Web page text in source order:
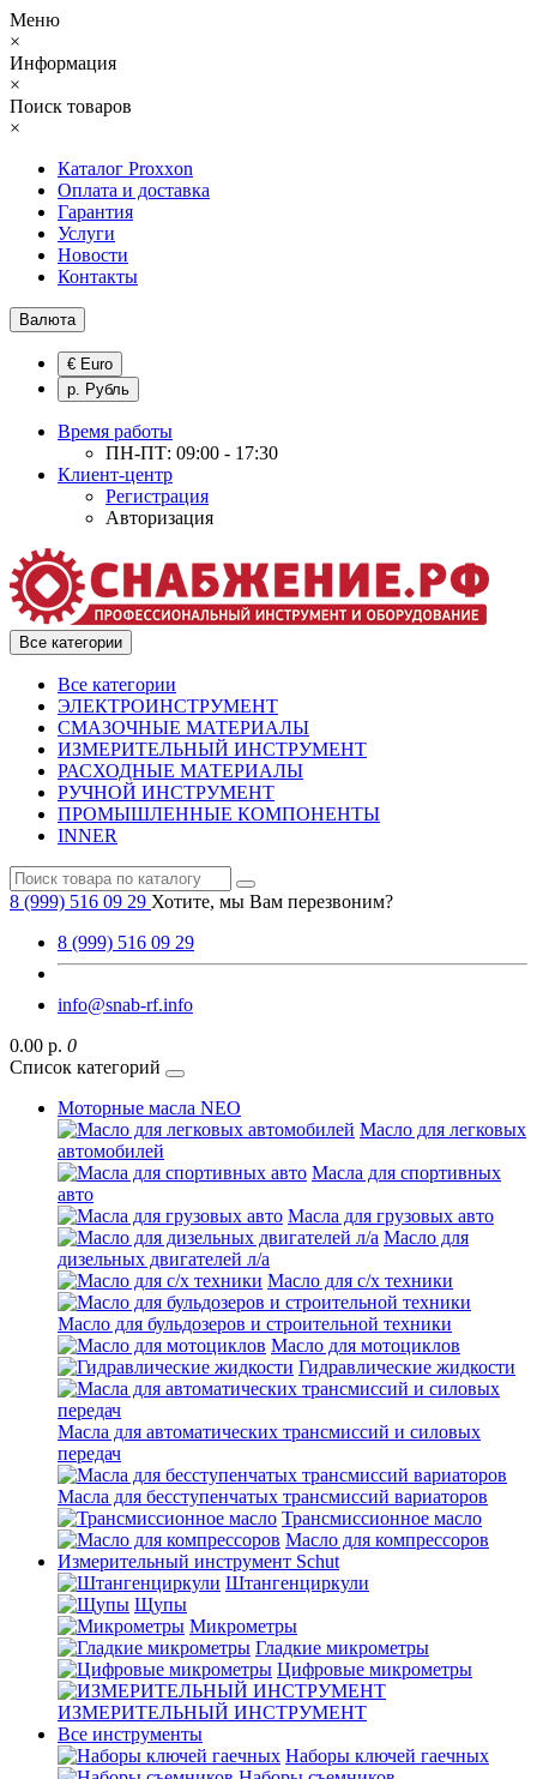
Меню
×
Информация
×
Поиск товаров
×
Каталог Proxxon
Оплата и доставка
Гарантия
Услуги
Новости
Контакты
Валюта
€ Euro
р. Рубль
Время работы
ПН-ПТ: 09:00 - 17:30
Клиент-центр
Регистрация
Авторизация
Все категории
Все категории
ЭЛЕКТРОИНСТРУМЕНТ
СМАЗОЧНЫЕ МАТЕРИАЛЫ
ИЗМЕРИТЕЛЬНЫЙ ИНСТРУМЕНТ
РАСХОДНЫЕ МАТЕРИАЛЫ
РУЧНОЙ ИНСТРУМЕНТ
ПРОМЫШЛЕННЫЕ КОМПОНЕНТЫ
INNER
8 (999) 516 09 29 Хотите, мы Вам перезвоним?
8 (999) 516 09 29
info@snab-rf.info
0.00 р. 0
Список категорий
Моторные масла NEO
Масло для легковых
автомобилей
Масла для спортивных
авто
Масла для грузовых авто
Масло для
дизельных двигателей л/а
Масло для с/х техники
Масло для бульдозеров и строительной техники
Масло для мотоциклов
Гидравлические жидкости
Масла для автоматических трансмиссий и силовых
передач
Масла для бесступенчатых трансмиссий вариаторов
Трансмиссионное масло
Масло для компрессоров
Измерительный инструмент Schut
Штангенциркули
Щупы
Микрометры
Гладкие микрометры
Цифровые микрометры
ИЗМЕРИТЕЛЬНЫЙ ИНСТРУМЕНТ
Все инструменты
Наборы ключей гаечных